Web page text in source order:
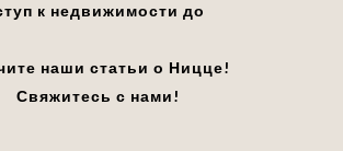
к недвижимости до
наши статьи о Ницце!
Свяжитесь с нами!